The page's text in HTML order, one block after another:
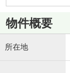
物件概要
所在地